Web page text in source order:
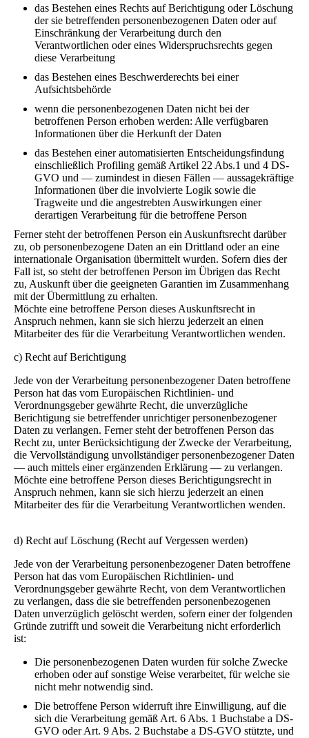
das Bestehen eines Rechts auf Berichtigung oder Löschung
der sie betreffenden personenbezogenen Daten oder auf
Einschränkung der Verarbeitung durch den
Verantwortlichen oder eines Widerspruchsrechts gegen
diese Verarbeitung
das Bestehen eines Beschwerderechts bei einer
Aufsichtsbehörde
wenn die personenbezogenen Daten nicht bei der
betroffenen Person erhoben werden: Alle verfügbaren
Informationen über die Herkunft der Daten
das Bestehen einer automatisierten Entscheidungsfindung
einschließlich Profiling gemäß Artikel 22 Abs.1 und 4 DS-
GVO und — zumindest in diesen Fällen — aussagekräftige
Informationen über die involvierte Logik sowie die
Tragweite und die angestrebten Auswirkungen einer
derartigen Verarbeitung für die betroffene Person
Ferner steht der betroffenen Person ein Auskunftsrecht darüber
zu, ob personenbezogene Daten an ein Drittland oder an eine
internationale Organisation übermittelt wurden. Sofern dies der
Fall ist, so steht der betroffenen Person im Übrigen das Recht
zu, Auskunft über die geeigneten Garantien im Zusammenhang
mit der Übermittlung zu erhalten.
Möchte eine betroffene Person dieses Auskunftsrecht in
Anspruch nehmen, kann sie sich hierzu jederzeit an einen
Mitarbeiter des für die Verarbeitung Verantwortlichen wenden.
c) Recht auf Berichtigung
Jede von der Verarbeitung personenbezogener Daten betroffene
Person hat das vom Europäischen Richtlinien- und
Verordnungsgeber gewährte Recht, die unverzügliche
Berichtigung sie betreffender unrichtiger personenbezogener
Daten zu verlangen. Ferner steht der betroffenen Person das
Recht zu, unter Berücksichtigung der Zwecke der Verarbeitung,
die Vervollständigung unvollständiger personenbezogener Daten
— auch mittels einer ergänzenden Erklärung — zu verlangen.
Möchte eine betroffene Person dieses Berichtigungsrecht in
Anspruch nehmen, kann sie sich hierzu jederzeit an einen
Mitarbeiter des für die Verarbeitung Verantwortlichen wenden.
d) Recht auf Löschung (Recht auf Vergessen werden)
Jede von der Verarbeitung personenbezogener Daten betroffene
Person hat das vom Europäischen Richtlinien- und
Verordnungsgeber gewährte Recht, von dem Verantwortlichen
zu verlangen, dass die sie betreffenden personenbezogenen
Daten unverzüglich gelöscht werden, sofern einer der folgenden
Gründe zutrifft und soweit die Verarbeitung nicht erforderlich
ist:
Die personenbezogenen Daten wurden für solche Zwecke
erhoben oder auf sonstige Weise verarbeitet, für welche sie
nicht mehr notwendig sind.
Die betroffene Person widerruft ihre Einwilligung, auf die
sich die Verarbeitung gemäß Art. 6 Abs. 1 Buchstabe a DS-
GVO oder Art. 9 Abs. 2 Buchstabe a DS-GVO stützte, und